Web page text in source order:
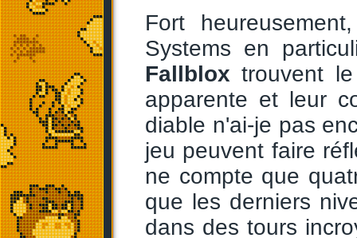
Fort
Systems en
Fallblox trouvent
apparente et leur
diable n'ai-je pas
jeu peuvent faire
ne compte que
que les derniers
dans des tours